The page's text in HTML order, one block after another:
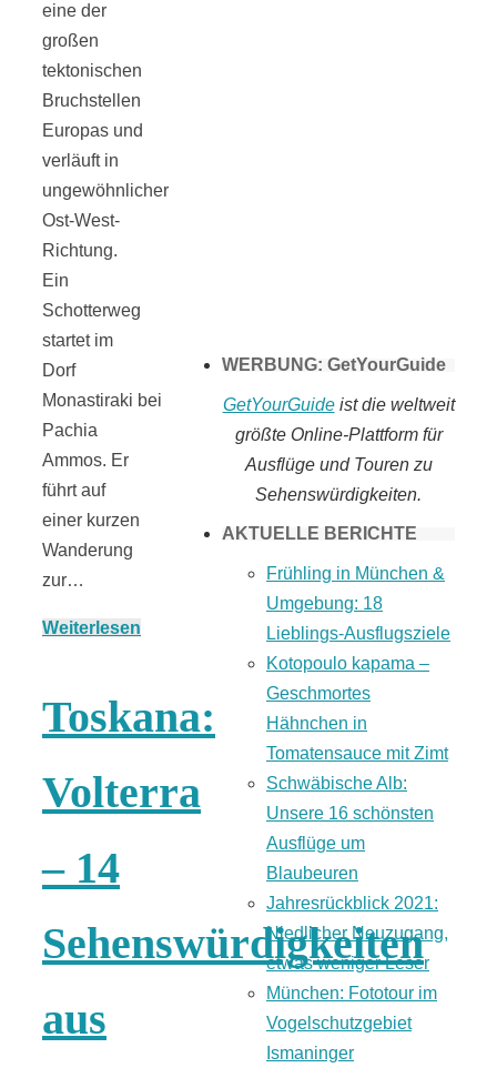
eine der
großen
tektonischen
Bruchstellen
Europas und
verläuft in
ungewöhnlicher
Ost-West-
Richtung.
Ein
Schotterweg
startet im
Dorf
Monastiraki bei
Pachia
Ammos. Er
führt auf
einer kurzen
Wanderung
zur…
Weiterlesen
Toskana:
Volterra
– 14
Sehenswürdigkeiten
aus
WERBUNG: GetYourGuide
GetYourGuideist die weltweit
größte Online-Plattform für
Ausflüge und Touren zu
Sehenswürdigkeiten.
AKTUELLE BERICHTE
Frühling in München &
Umgebung: 18
Lieblings-Ausflugsziele
Kotopoulo kapama –
Geschmortes
Hähnchen in
Tomatensauce mit Zimt
Schwäbische Alb:
Unsere 16 schönsten
Ausflüge um
Blaubeuren
Jahresrückblick 2021:
Niedlicher Neuzugang,
etwas weniger Leser
München: Fototour im
Vogelschutzgebiet
Ismaninger